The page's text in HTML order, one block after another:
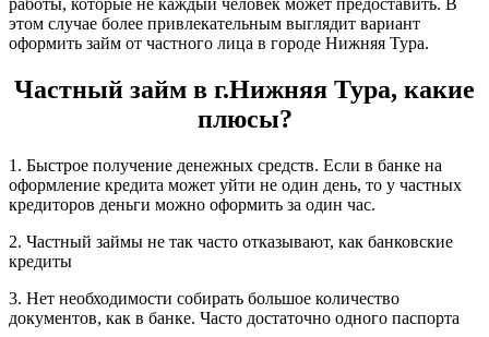
работы, которые не каждый человек может предоставить. В
этом случае более привлекательным выглядит вариант
оформить займ от частного лица в городе Нижняя Тура.
Частный займ в г.Нижняя Тура, какие
плюсы?
1. Быстрое получение денежных средств. Если в банке на
оформление кредита может уйти не один день, то у частных
кредиторов деньги можно оформить за один час.
2. Частный займы не так часто отказывают, как банковские
кредиты
3. Нет необходимости собирать большое количество
документов, как в банке. Часто достаточно одного паспорта